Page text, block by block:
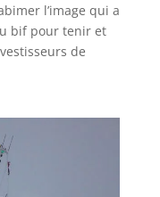
l’image qui a
bif pour tenir et
de